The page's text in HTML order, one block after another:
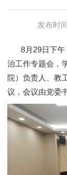
发布时
8月29日下
治工作专题会，
院）负责人、教
议，会议由党委